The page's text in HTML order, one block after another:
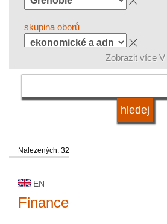
skupina oborů
jazyk
druh vysoké školy
status vysoké školy
Zobrazit více V
Nalezených: 32
EN
Finance